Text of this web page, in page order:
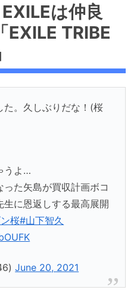
は仲良
EXILE TRIBE
た。久しぶりだな！(桜
うよ…
た矢島が買収計画ボコ
に恩返しする最高展開
桜#山下智久
June 20, 2021